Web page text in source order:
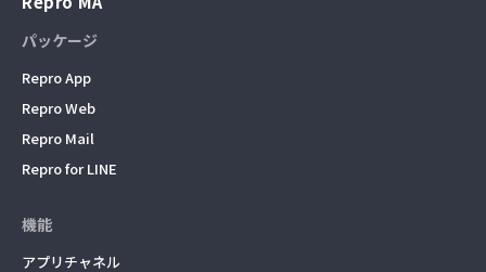
パッケージ
Repro App
Repro Web
Repro Mail
Repro for LINE
機能
アプリチャネル